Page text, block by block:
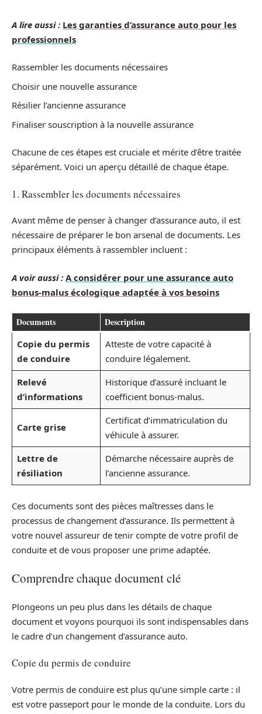
A lire aussi : Les garanties d’assurance auto pour les
professionnels
Rassembler les documents nécessaires
Choisir une nouvelle assurance
Résilier l’ancienne assurance
Finaliser souscription à la nouvelle assurance
Chacune de ces étapes est cruciale et mérite d’être traitée
séparément. Voici un aperçu détaillé de chaque étape.
1. Rassembler les documents nécessaires
Avant même de penser à changer d’assurance auto, il est
nécessaire de préparer le bon arsenal de documents. Les
principaux éléments à rassembler incluent :
A voir aussi : A considérer pour une assurance auto
bonus-malus écologique adaptée à vos besoins
Documents Description
Copie du permis
de conduire
Atteste de votre capacité à
conduire légalement.
Relevé
d’informations
Historique d’assuré incluant le
coefficient bonus-malus.
Carte grise
Certificat d’immatriculation du
véhicule à assurer.
Lettre de
résiliation
Démarche nécessaire auprès de
l’ancienne assurance.
Ces documents sont des pièces maîtresses dans le
processus de changement d’assurance. Ils permettent à
votre nouvel assureur de tenir compte de votre profil de
conduite et de vous proposer une prime adaptée.
Comprendre chaque document clé
Plongeons un peu plus dans les détails de chaque
document et voyons pourquoi ils sont indispensables dans
le cadre d’un changement d’assurance auto.
Copie du permis de conduire
Votre permis de conduire est plus qu’une simple carte : il
est votre passeport pour le monde de la conduite. Lors du